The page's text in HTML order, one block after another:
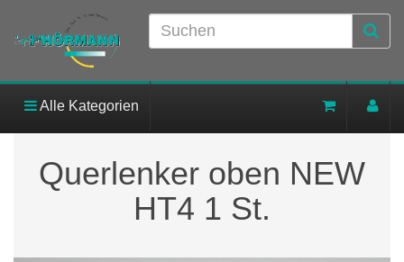
Alle Kategorien
Querlenker oben NEW
HT4 1 St.